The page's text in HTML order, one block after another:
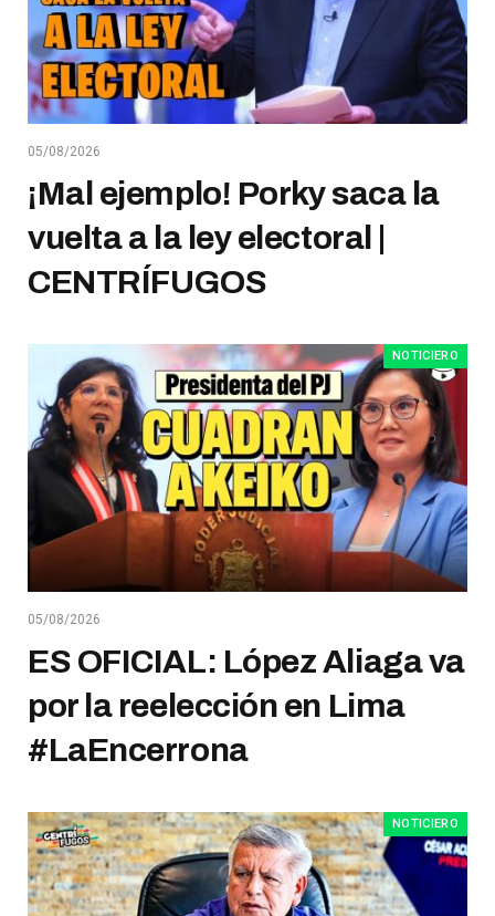
05/08/2026
¡Mal ejemplo! Porky saca la
vuelta a la ley electoral |
CENTRÍFUGOS
NOTICIERO
05/08/2026
ES OFICIAL: López Aliaga va
por la reelección en Lima
#LaEncerrona
NOTICIERO